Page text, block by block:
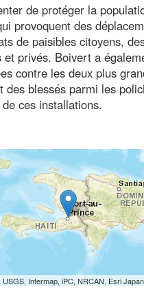
de protéger la
provoquent des
de paisibles citoyens,
privés. Boivert a
contre les deux plus
blessés parmi les
ces installations.
Intermap, iPC, NRCAN, Esri